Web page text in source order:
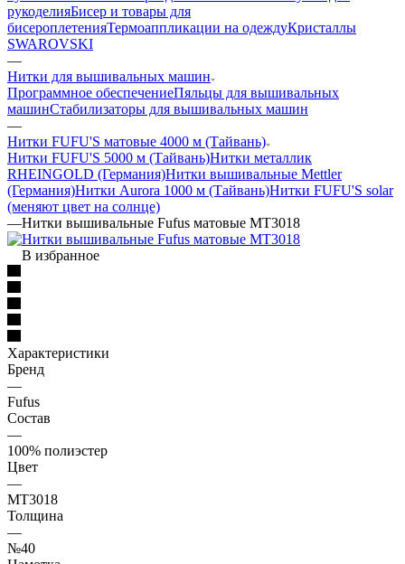
рукоделияБисер и товары для
бисероплетенияТермоаппликации на одеждуКристаллы
SWAROVSKI
—
Нитки для вышивальных машин
Программное обеспечениеПяльцы для вышивальных
машинСтабилизаторы для вышивальных машин
—
Нитки FUFU'S матовые 4000 м (Тайвань)
Нитки FUFU'S 5000 м (Тайвань)Нитки металлик
RHEINGOLD (Германия)Нитки вышивальные Mettler
(Германия)Нитки Aurora 1000 м (Тайвань)Нитки FUFU'S solar
(меняют цвет на солнце)
—Нитки вышивальные Fufus матовые МТ3018
В избранное
Характеристики
Бренд
—
Fufus
Состав
—
100% полиэстер
Цвет
—
МТ3018
Толщина
—
№40